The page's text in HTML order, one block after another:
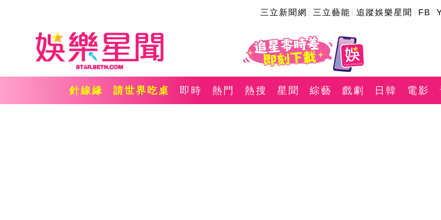
三立新聞網 三立藝能 追蹤娛樂星聞 FB
針線緣 請世界吃桌 即時 熱門 熱搜 星聞 綜藝 戲劇 日韓 電影